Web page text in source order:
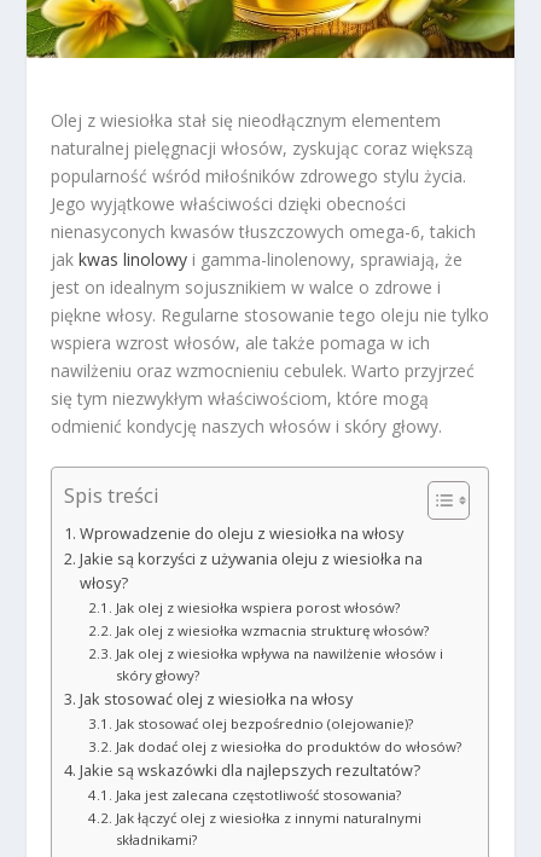
Olej z wiesiołka stał się nieodłącznym elementem
naturalnej pielęgnacji włosów, zyskując coraz większą
popularność wśród miłośników zdrowego stylu życia.
Jego wyjątkowe właściwości dzięki obecności
nienasyconych kwasów tłuszczowych omega-6, takich
jakkwas linolowy i gamma-linolenowy, sprawiają, że
jest on idealnym sojusznikiem w walce o zdrowe i
piękne włosy. Regularne stosowanie tego oleju nie tylko
wspiera wzrost włosów, ale także pomaga w ich
nawilżeniu oraz wzmocnieniu cebulek. Warto przyjrzeć
się tym niezwykłym właściwościom, które mogą
odmienić kondycję naszych włosów i skóry głowy.
Spis treści
Wprowadzenie do oleju z wiesiołka na włosy
Jakie są korzyści z używania oleju z wiesiołka na
włosy?
Jak olej z wiesiołka wspiera porost włosów?
Jak olej z wiesiołka wzmacnia strukturę włosów?
Jak olej z wiesiołka wpływa na nawilżenie włosów i
skóry głowy?
Jak stosować olej z wiesiołka na włosy
Jak stosować olej bezpośrednio (olejowanie)?
Jak dodać olej z wiesiołka do produktów do włosów?
Jakie są wskazówki dla najlepszych rezultatów?
Jaka jest zalecana częstotliwość stosowania?
Jak łączyć olej z wiesiołka z innymi naturalnymi
składnikami?